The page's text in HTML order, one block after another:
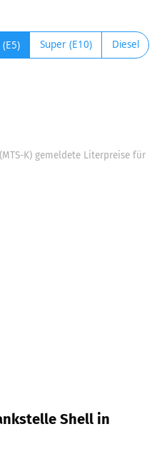
Super (E10) Diesel
K) gemeldete Literpreise für
Shell in